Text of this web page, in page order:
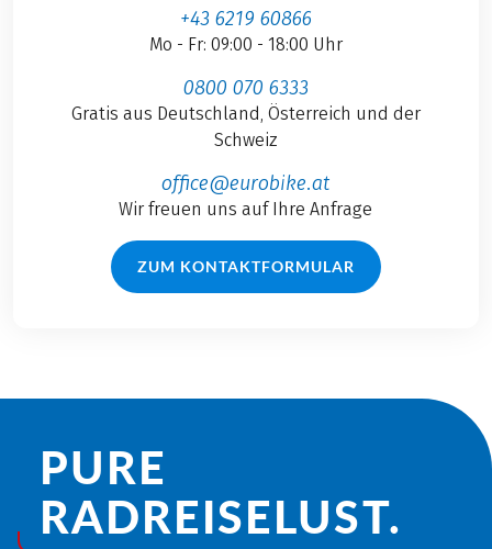
+43 6219 60866
Mo - Fr: 09:00 - 18:00 Uhr
0800 070 6333
Gratis aus Deutschland, Österreich und der
Schweiz
office@eurobike.at
Wir freuen uns auf Ihre Anfrage
ZUM KONTAKTFORMULAR
PURE
RADREISE­LUST.